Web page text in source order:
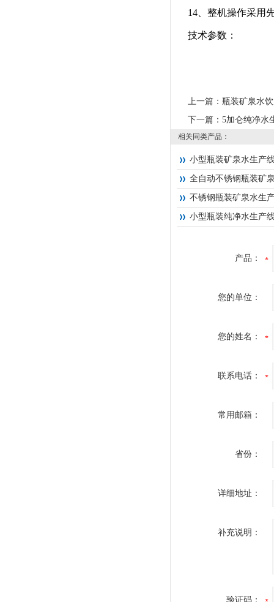
14、整机操作采用
技术参数：
上一篇： 瓶装矿泉水
下一篇： 5加仑纯净水
相关同类产品：
小型瓶装矿泉水生产
全自动不锈钢瓶装矿
不锈钢瓶装矿泉水生
小型瓶装纯净水生产
产品：
您的单位：
您的姓名：
联系电话：
常用邮箱：
省份：
详细地址：
补充说明：
验证码：